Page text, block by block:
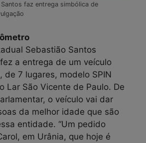
faz entrega simbólica de
Sebastião Santos
a entrega de um veículo
de 7 lugares, modelo SPIN
Lar São Vicente de Paulo. De
o veículo vai dar
da melhor idade que são
entidade. “Um pedido
em Urânia, que hoje é